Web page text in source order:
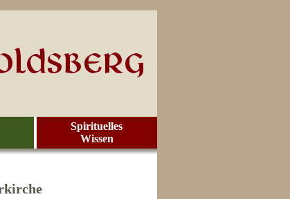
Spirituelles
Wissen